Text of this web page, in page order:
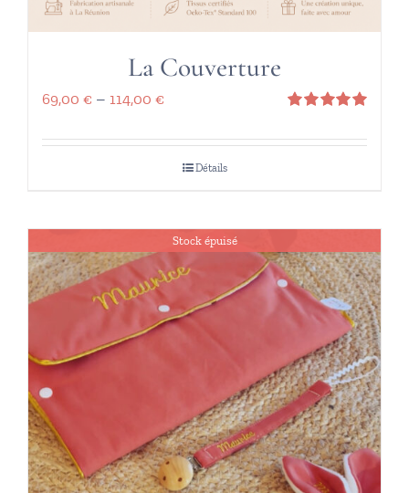
La Couverture
sur 5
69,00 € – 114,00 €
Détails
Stock épuisé